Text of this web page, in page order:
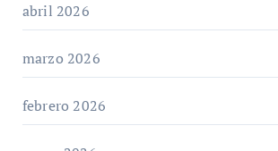
abril 2026
marzo 2026
febrero 2026